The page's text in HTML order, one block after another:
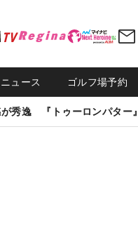
ュース ゴルフ場予約
秀逸 『トゥーロンパター』